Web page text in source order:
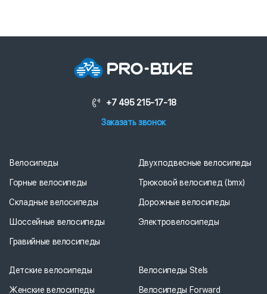
+7 495 215-17-18
Заказать звонок
Велосипеды
Горные велосипеды
Складные велосипеды
Шоссейные велосипеды
Гравийные велосипеды
Двухподвесные велосипеды
Трюковой велосипед (bmx)
Дорожные велосипеды
Электровелосипеды
Детские велосипеды
Женские велосипеды
Велосипеды Stels
Велосипеды Forward